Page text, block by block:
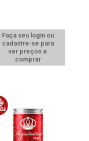
Faça seu login ou
cadastre-se para
ver preços e
comprar